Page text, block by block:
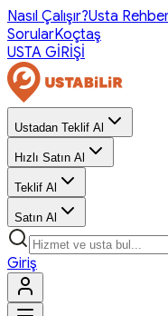
Nasıl Çalışır?Usta
SorularKoçtaş
USTA GİRİŞİ
Ustadan Teklif Al
Hızlı Satın Al
Teklif Al
Satın Al
Giriş